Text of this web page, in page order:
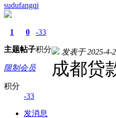
sudufangqi
1
主题
0
帖子
-33
积分
限制会员
积分
-33
发消息
发表于 2025-4-
成都贷